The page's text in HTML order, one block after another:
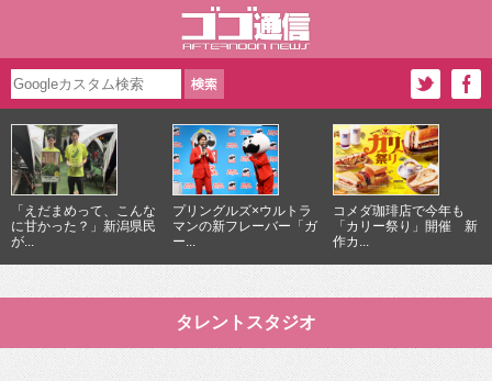
「えだまめって、こんな
に甘かった？」新潟県民
が...
プリングルズ×ウルトラ
マンの新フレーバー「ガ
ー...
コメダ珈琲店で今年も
「カリー祭り」開催 新
作カ...
タレントスタジオ